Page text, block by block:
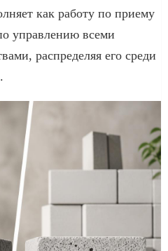
как работу по приему
управлению всеми
распределяя его среди